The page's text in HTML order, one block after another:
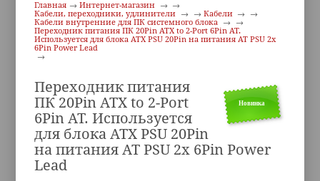
Главная
Интернет-магазин
Кабели, переходники, удлинители
Кабели
Кабели внутренние для ПК системного блока
Переходник питания ПК 20Pin ATX to 2-Port 6Pin AT.
Используется для блока ATX PSU 20Pin на питания AT PSU 2x
6Pin Power Lead
Новинка
Переходник питания
ПК 20Pin ATX to 2-Port
6Pin AT. Используется
для блока ATX PSU 20Pin
на питания AT PSU 2x 6Pin Power
Lead